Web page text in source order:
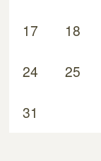
17 18
24 25
31